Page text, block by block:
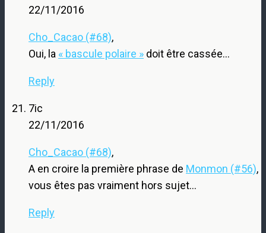
22/11/2016
Cho_Cacao (#68),
Oui, la « bascule polaire » doit être cassée…
Reply
7ic
22/11/2016
Cho_Cacao (#68),
A en croire la première phrase de Monmon (#56),
vous êtes pas vraiment hors sujet…
Reply